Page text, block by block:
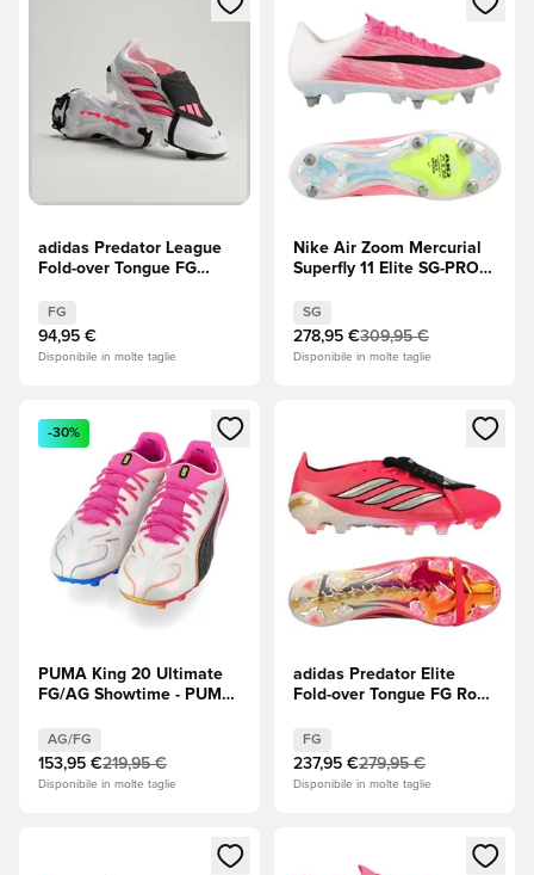
adidas Predator League
Fold-over Tongue FG
FG
94,95 €
Disponibile in molte taglie
Nike Air Zoom Mercurial
Superfly 11 Elite SG-PRO
Rosa/Bianco/Nero
SG
278,95 €309,95 €
Disponibile in molte taglie
Apre una finestra modale per accedere o registrarsi come
-30%
PUMA King 20 Ultimate
FG/AG Showtime - PUMA
Pink (Rosa)/Bright Aqua
(Blu)
AG/FG
153,95 €219,95 €
Disponibile in molte taglie
Apre una finestra modale
adidas Predator Elite
Fold-over Tongue FG Road
Turbo/Thermal
Chrome/Core Black (Nero)
FG
237,95 €279,95 €
Disponibile in molte taglie
Apre una finestra modale per accedere o registrarsi come
Apre una finestra modale